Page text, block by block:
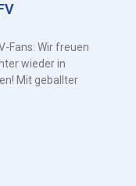
Fans: Wir freuen
wieder in
Mit geballter